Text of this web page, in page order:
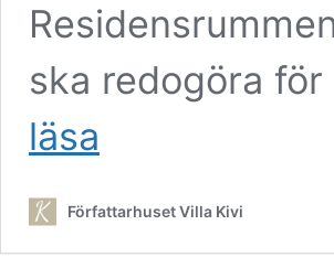
ska redogöra
läsa
Författarhuset Villa Kivi